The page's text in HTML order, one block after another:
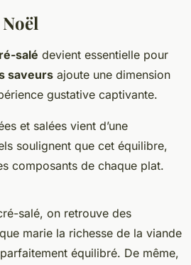
salé devient essentielle pour
saveurs ajoute une dimension
gustative captivante.
et salées vient d’une
soulignent que cet équilibre,
composants de chaque plat.
salé, on retrouve des
marie la richesse de la viande
équilibré. De même,